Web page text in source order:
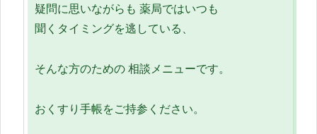
疑問に思いながらも 薬局ではいつも
聞くタイミングを逃している、
そんな方のための 相談メニューです。
おくすり手帳をご持参ください。